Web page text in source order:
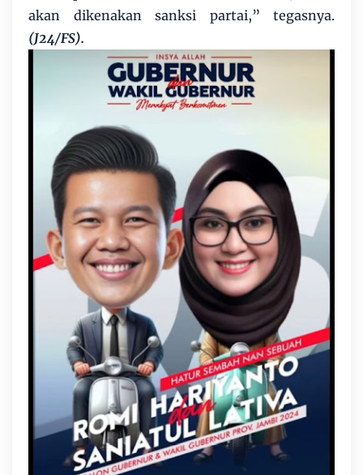
akan dikenakan sanksi partai,” tegasnya.
(J24/FS).